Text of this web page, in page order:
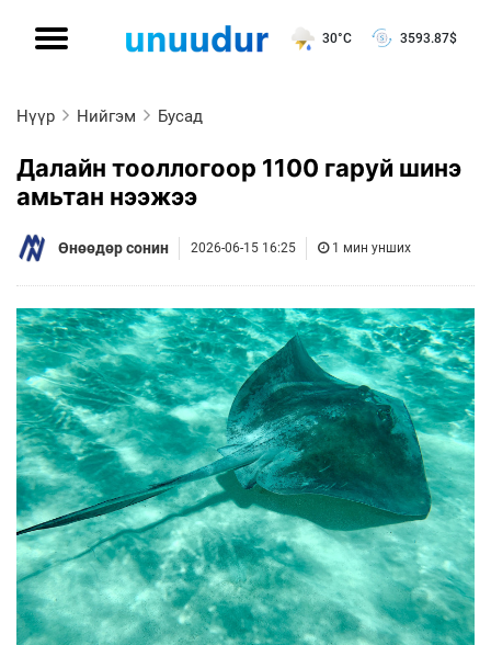
30°C 3593.87$
Нүүр Нийгэм Бусад
Далайн тооллогоор 1100 гаруй шинэ
амьтан нээжээ
Өнөөдөр сонин 2026-06-15 16:25 1 мин унших